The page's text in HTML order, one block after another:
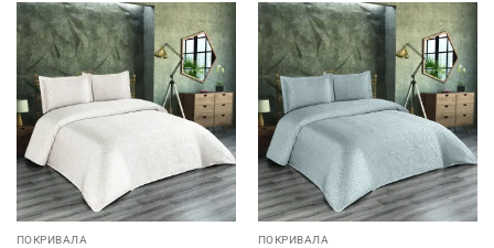
ПОКРИВАЛА ПОКРИВАЛА